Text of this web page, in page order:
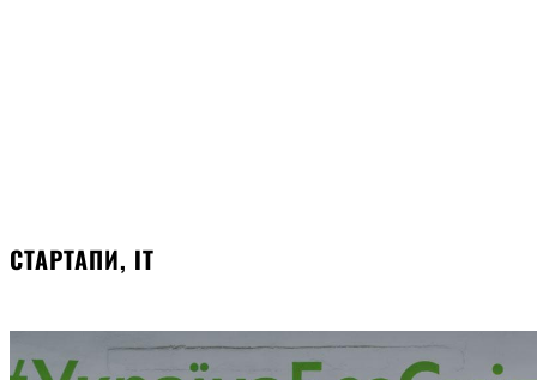
СТАРТАПИ, ІТ